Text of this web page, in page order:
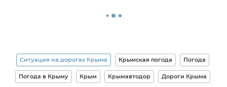
Ситуация на дорогах Крыма Крымская погода Погода
Погода в Крыму Крым Крымавтодор Дороги Крыма